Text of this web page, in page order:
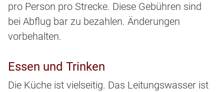
pro Person pro Strecke. Diese Gebühren sind
bei Abflug bar zu bezahlen. Änderungen
vorbehalten.
Essen und Trinken
Die Küche ist vielseitig. Das Leitungswasser ist